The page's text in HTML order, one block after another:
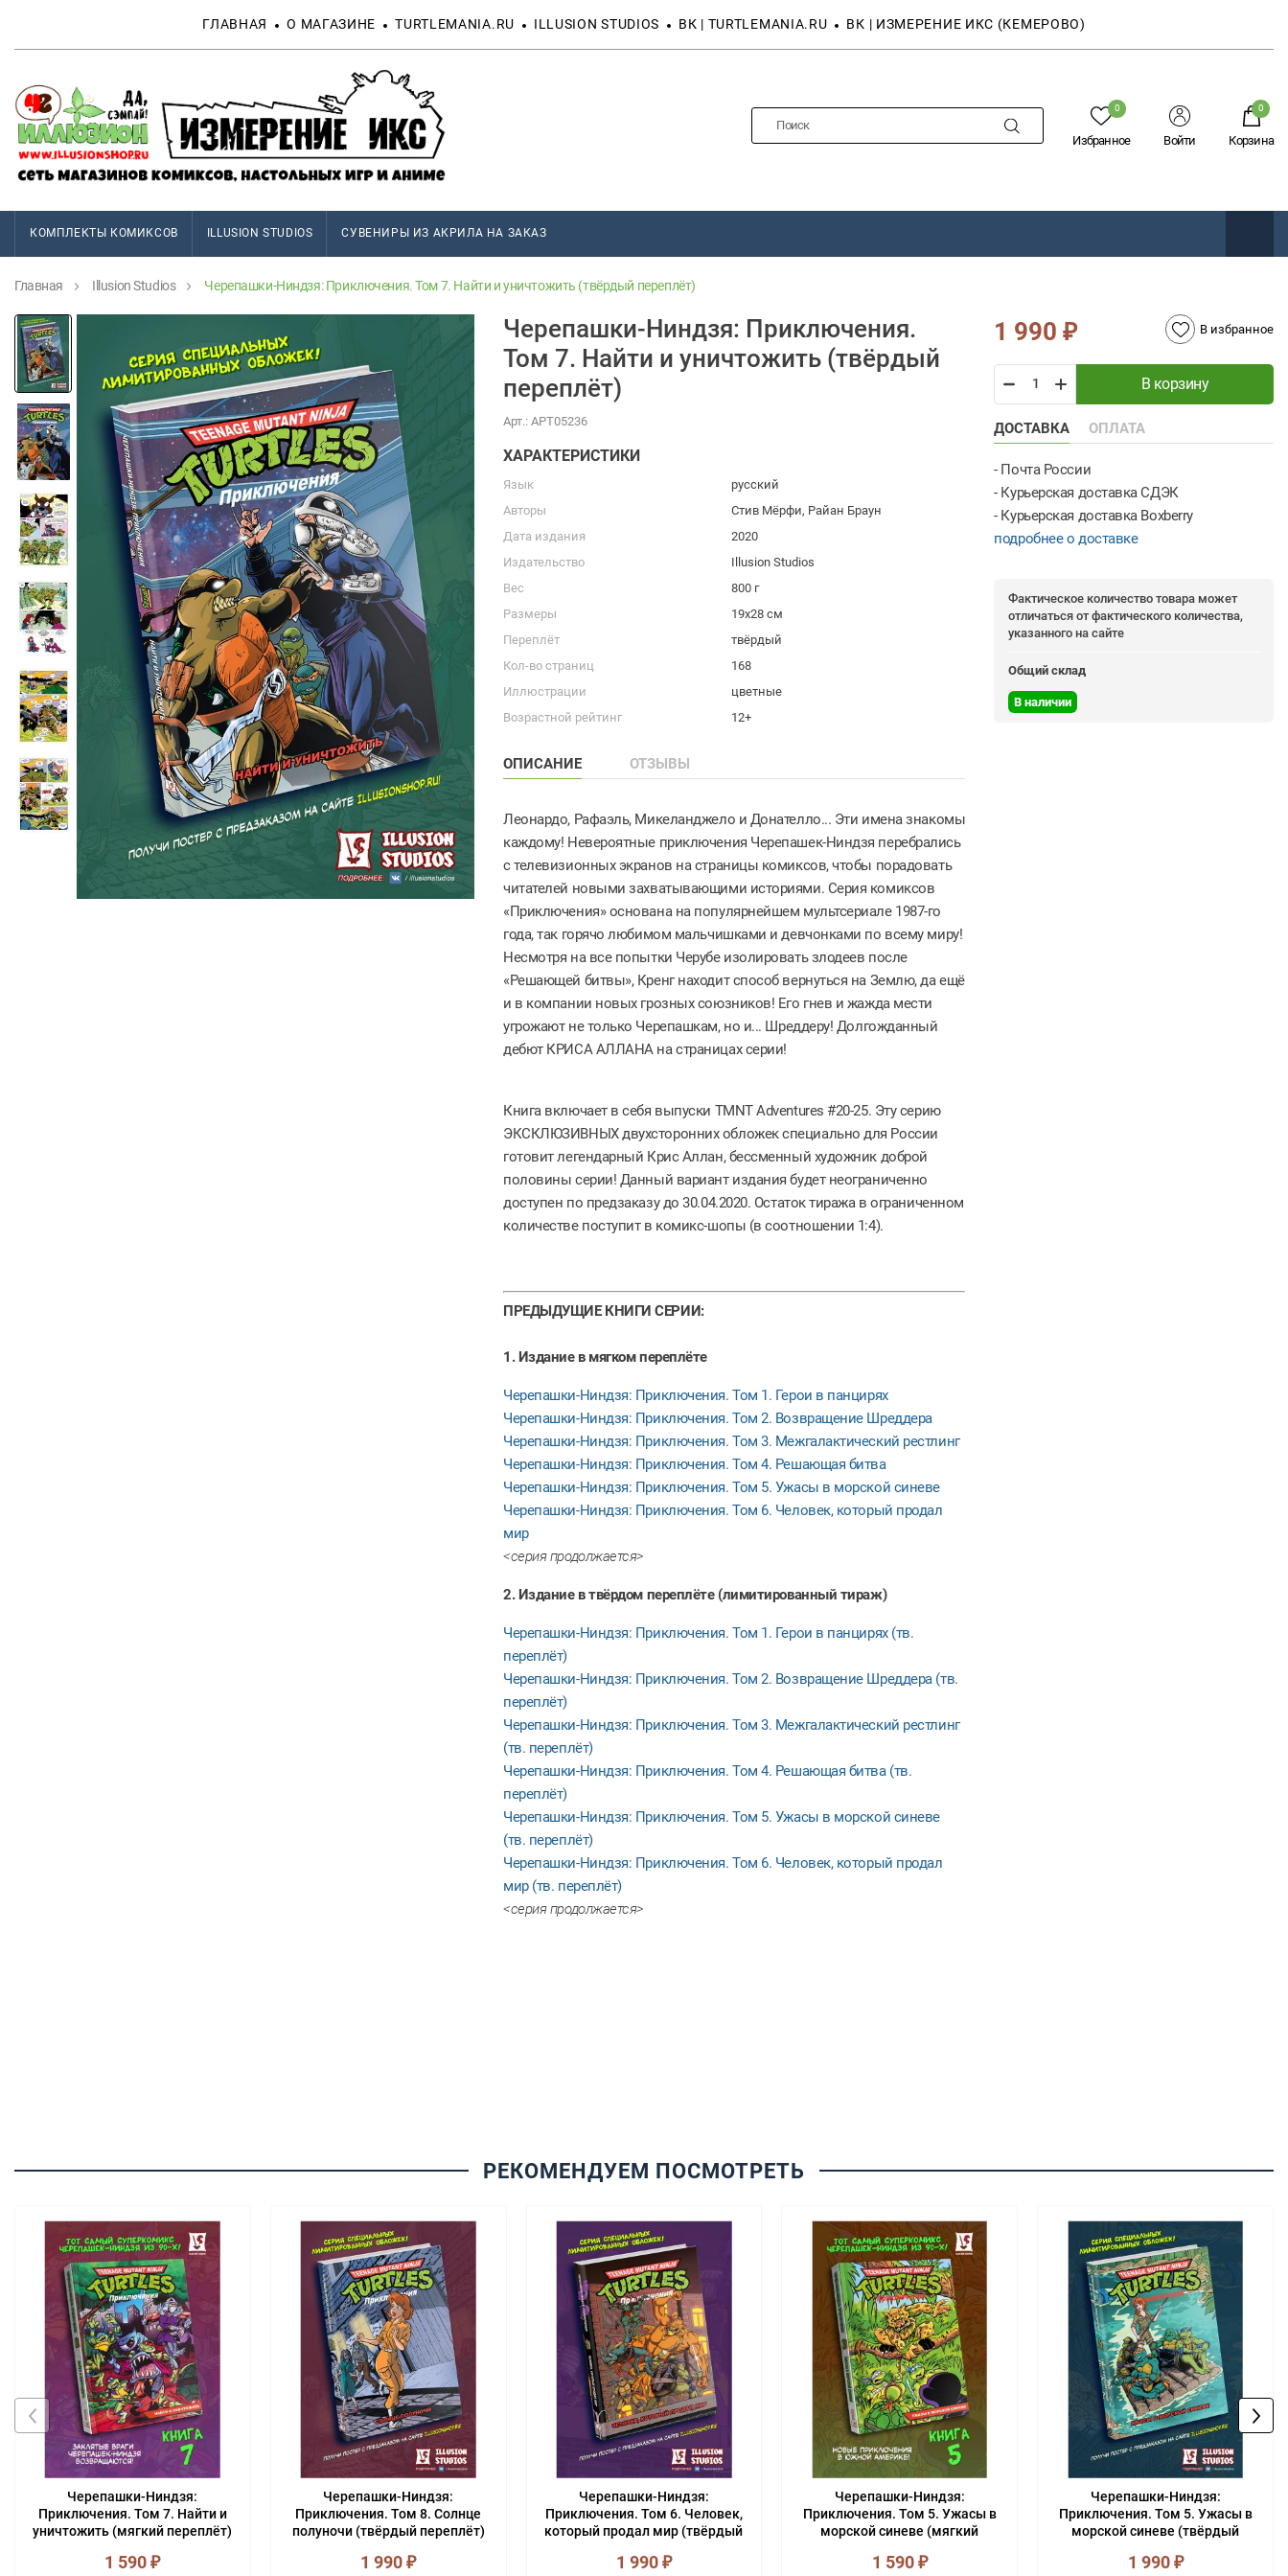
ГЛАВНАЯ О МАГАЗИНЕ TURTLEMANIA.RU ILLUSION STUDIOS ВК | TURTLEMANIA.RU ВК | ИЗМЕРЕНИЕ ИКС (КЕМЕРОВО)
Избранное
0
Войти Корзина
0
КОМПЛЕКТЫ КОМИКСОВ ILLUSION STUDIOS СУВЕНИРЫ ИЗ АКРИЛА НА ЗАКАЗ
Главная Illusion Studios Черепашки-Ниндзя: Приключения. Том 7. Найти и уничтожить (твёрдый переплёт)
Черепашки-Ниндзя: Приключения.
Том 7. Найти и уничтожить (твёрдый
переплёт)
Арт.: АРТ05236
ХАРАКТЕРИСТИКИ
Язык
русский
Авторы
Стив Мёрфи, Райан Браун
Дата издания
2020
Издательство
Illusion Studios
Вес
800 г
Размеры
19х28 см
Переплёт
твёрдый
Кол-во страниц
168
Иллюстрации
цветные
Возрастной рейтинг
12+
ОПИСАНИЕ ОТЗЫВЫ
Леонардо, Рафаэль, Микеланджело и Донателло... Эти имена знакомы
каждому! Невероятные приключения Черепашек-Ниндзя перебрались
с телевизионных экранов на страницы комиксов, чтобы порадовать
читателей новыми захватывающими историями. Серия комиксов
«Приключения» основана на популярнейшем мультсериале 1987-го
года, так горячо любимом мальчишками и девчонками по всему миру!
Несмотря на все попытки Черубе изолировать злодеев после
«Решающей битвы», Кренг находит способ вернуться на Землю, да ещё
и в компании новых грозных союзников! Его гнев и жажда мести
угрожают не только Черепашкам, но и... Шреддеру! Долгожданный
дебют КРИСА АЛЛАНА на страницах серии!
Книга включает в себя выпуски TMNT Adventures #20-25. Эту серию
ЭКСКЛЮЗИВНЫХ двухсторонних обложек специально для России
готовит легендарный Крис Аллан, бессменный художник доброй
половины серии! Данный вариант издания будет неограниченно
доступен по предзаказу до 30.04.2020. Остаток тиража в ограниченном
количестве поступит в комикс-шопы (в соотношении 1:4).
ПРЕДЫДУЩИЕ КНИГИ СЕРИИ:
1. Издание в мягком переплёте
Черепашки-Ниндзя: Приключения. Том 1. Герои в панцирях
Черепашки-Ниндзя: Приключения. Том 2. Возвращение Шреддера
Черепашки-Ниндзя: Приключения. Том 3. Межгалактический рестлинг
Черепашки-Ниндзя: Приключения. Том 4. Решающая битва
Черепашки-Ниндзя: Приключения. Том 5. Ужасы в морской синеве
Черепашки-Ниндзя: Приключения. Том 6. Человек, который продал
мир
<серия продолжается>
2. Издание в твёрдом переплёте (лимитированный тираж)
Черепашки-Ниндзя: Приключения. Том 1. Герои в панцирях (тв.
переплёт)
Черепашки-Ниндзя: Приключения. Том 2. Возвращение Шреддера (тв.
переплёт)
Черепашки-Ниндзя: Приключения. Том 3. Межгалактический рестлинг
(тв. переплёт)
Черепашки-Ниндзя: Приключения. Том 4. Решающая битва (тв.
переплёт)
Черепашки-Ниндзя: Приключения. Том 5. Ужасы в морской синеве
(тв. переплёт)
Черепашки-Ниндзя: Приключения. Том 6. Человек, который продал
мир (тв. переплёт)
<серия продолжается>
Фактическое количество товара может
отличаться от фактического количества,
указанного на сайте
Общий склад
В наличии
1 990₽ В избранное
В корзину
ДОСТАВКА ОПЛАТА
- Почта России
- Курьерская доставка СДЭК
- Курьерская доставка Boxberry
подробнее о доставке
РЕКОМЕНДУЕМ ПОСМОТРЕТЬ
Черепашки-Ниндзя:
Приключения. Том 7. Найти и
уничтожить (мягкий переплёт)
1 590₽
Черепашки-Ниндзя:
Приключения. Том 8. Солнце
полуночи (твёрдый переплёт)
1 990₽
Черепашки-Ниндзя:
Приключения. Том 6. Человек,
который продал мир (твёрдый
1 990₽
Черепашки-Ниндзя:
Приключения. Том 5. Ужасы в
морской синеве (мягкий
1 590₽
Черепашки-Ниндзя:
Приключения. Том 5. Ужасы в
морской синеве (твёрдый
1 990₽